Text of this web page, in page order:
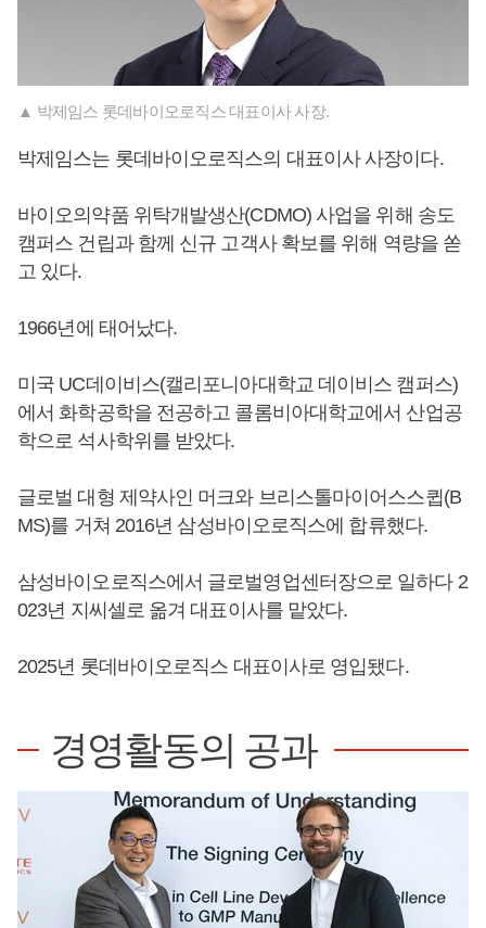
▲ 박제임스 롯데바이오로직스 대표이사 사장.
박제임스는 롯데바이오로직스의 대표이사 사장이다.
바이오의약품 위탁개발생산(CDMO) 사업을 위해 송도
캠퍼스 건립과 함께 신규 고객사 확보를 위해 역량을 쏟
고 있다.
1966년에 태어났다.
미국 UC데이비스(캘리포니아대학교 데이비스 캠퍼스)
에서 화학공학을 전공하고 콜롬비아대학교에서 산업공
학으로 석사학위를 받았다.
글로벌 대형 제약사인 머크와 브리스톨마이어스스큅(B
MS)를 거쳐 2016년 삼성바이오로직스에 합류했다.
삼성바이오로직스에서 글로벌영업센터장으로 일하다 2
023년 지씨셀로 옮겨 대표이사를 맡았다.
2025년 롯데바이오로직스 대표이사로 영입됐다.
경영활동의 공과